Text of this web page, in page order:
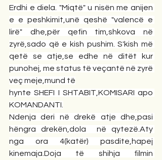
Erdhi e diela. "Miqtë" u nisën me anijen
e e peshkimit,unë qeshë "valencë e
lirë" dhe,për qefin tim,shkova në
zyrë,sado që e kish pushim. S'kish më
qetë se atje,se edhe në ditët kur
punohej, me status të veçantë në zyrë
veç meje,mund të
hynte SHEFI I SHTABIT,KOMISARI apo
KOMANDANTI.
Ndenja deri në drekë atje dhe,pasi
hëngra drekën,dola  në qytezë.Aty
nga ora 4(katër) pasdite,hapej
kinemaja.Doja të shihja filmin